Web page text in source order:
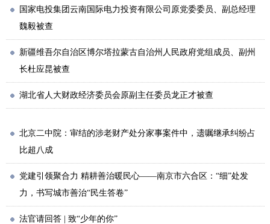
国家电投集团云南国际电力投资有限公司原党委委员、副总经理
魏毅被查
新疆维吾尔自治区博尔塔拉蒙古自治州人民政府党组成员、副州
长杜应昆被查
湖北省人大财政经济委员会原副主任委员龙正才被查
北京二中院：审结的涉老财产处分家事案件中，遗嘱继承纠纷占
比超八成
党建引领聚合力 精耕善治暖民心——南京市六合区：“细”处发
力，书写城市善治“民生答卷”
法官请回答 | 致“少年的你”